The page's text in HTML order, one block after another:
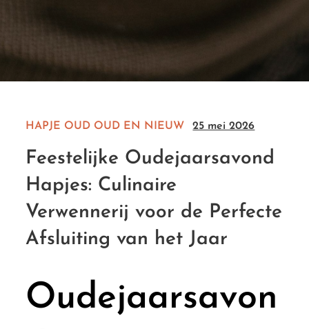
HAPJE OUD OUD EN NIEUW 25 mei 2026
Feestelijke Oudejaarsavond
Hapjes: Culinaire
Verwennerij voor de Perfecte
Afsluiting van het Jaar
Oudejaarsavon